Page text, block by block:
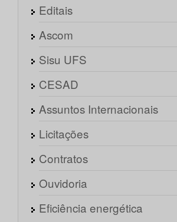
Editais
Ascom
Sisu UFS
CESAD
Assuntos Internacionais
Licitações
Contratos
Ouvidoria
Eficiência energética